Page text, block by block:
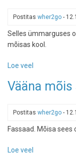
Postitas wher2go -
Selles ümmarguses
mõisas kool.
Loe veel
mõisa
Vääna mõis
Postitas wher2go -
Fassaad. Mõisa sees
Loe veel